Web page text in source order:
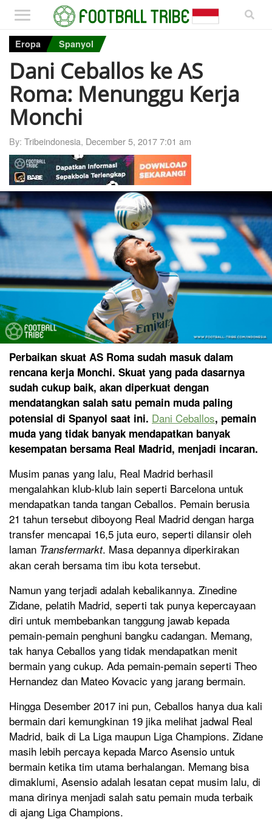
Eropa Spanyol
Dani Ceballos ke AS
Roma: Menunggu Kerja
Monchi
By: Tribeindonesia, December 5, 2017 7:01 am
Perbaikan skuat AS Roma sudah masuk dalam
rencana kerja Monchi. Skuat yang pada dasarnya
sudah cukup baik, akan diperkuat dengan
mendatangkan salah satu pemain muda paling
potensial di Spanyol saat ini. Dani Ceballos, pemain
muda yang tidak banyak mendapatkan banyak
kesempatan bersama Real Madrid, menjadi incaran.
Musim panas yang lalu, Real Madrid berhasil
mengalahkan klub-klub lain seperti Barcelona untuk
mendapatkan tanda tangan Ceballos. Pemain berusia
21 tahun tersebut diboyong Real Madrid dengan harga
transfer mencapai 16,5 juta euro, seperti dilansir oleh
laman Transfermarkt. Masa depannya diperkirakan
akan cerah bersama tim ibu kota tersebut.
Namun yang terjadi adalah kebalikannya. Zinedine
Zidane, pelatih Madrid, seperti tak punya kepercayaan
diri untuk membebankan tanggung jawab kepada
pemain-pemain penghuni bangku cadangan. Memang,
tak hanya Ceballos yang tidak mendapatkan menit
bermain yang cukup. Ada pemain-pemain seperti Theo
Hernandez dan Mateo Kovacic yang jarang bermain.
Hingga Desember 2017 ini pun, Ceballos hanya dua kali
bermain dari kemungkinan 19 jika melihat jadwal Real
Madrid, baik di La Liga maupun Liga Champions. Zidane
masih lebih percaya kepada Marco Asensio untuk
bermain ketika tim utama berhalangan. Memang bisa
dimaklumi, Asensio adalah lesatan cepat musim lalu, di
mana dirinya menjadi salah satu pemain muda terbaik
di ajang Liga Champions.